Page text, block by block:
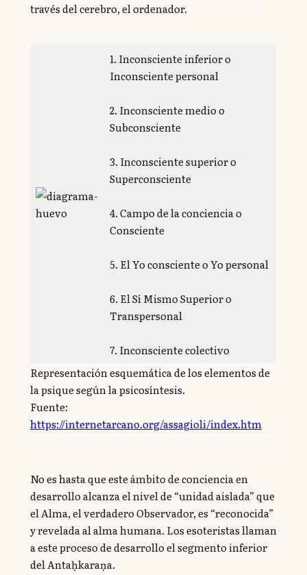
través del cerebro, el ordenador.
1. Inconsciente inferior o
Inconsciente personal
2. Inconsciente medio o
Subconsciente
3. Inconsciente superior o
Superconsciente
4. Campo de la conciencia o
Consciente
5. El Yo consciente o Yo personal
6. El Sí Mismo Superior o
Transpersonal
7. Inconsciente colectivo
Representación esquemática de los elementos de
la psique según la psicosíntesis.
Fuente:
https://internetarcano.org/assagioli/index.htm
No es hasta que este ámbito de conciencia en
desarrollo alcanza el nivel de “unidad aislada” que
el Alma, el verdadero Observador, es “reconocida”
y revelada al alma humana. Los esoteristas llaman
a este proceso de desarrollo el segmento inferior
del Antaḥkaraṇa.